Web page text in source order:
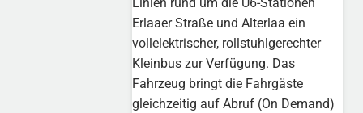
Erlaaer Straße und Alterlaa ein
vollelektrischer, rollstuhlgerechter
Kleinbus zur Verfügung. Das
Fahrzeug bringt die Fahrgäste
gleichzeitig auf Abruf (On Demand)